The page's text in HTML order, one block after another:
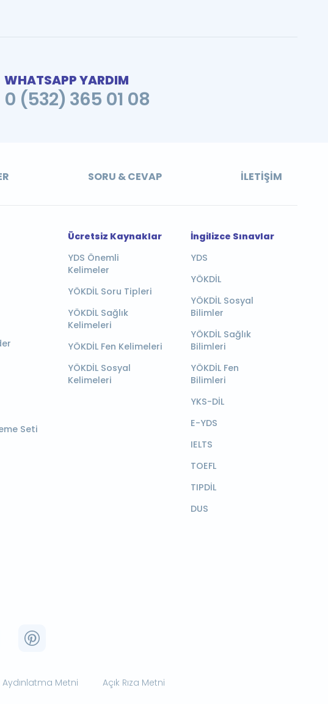
WHATSAPP YARDIM
0 (532) 365 01 08
SORU & CEVAP İLETIŞIM
Seti
Ücretsiz Kaynaklar
YDS Önemli
Kelimeler
YÖKDİL Soru Tipleri
YÖKDİL Sağlık
Kelimeleri
YÖKDİL Fen Kelimeleri
YÖKDİL Sosyal
Kelimeleri
İngilizce Sınavlar
YDS
YÖKDİL
YÖKDİL Sosyal
Bilimler
YÖKDİL Sağlık
Bilimleri
YÖKDİL Fen
Bilimleri
YKS-DİL
E-YDS
IELTS
TOEFL
TIPDİL
DUS
Aydınlatma Metni Açık Rıza Metni